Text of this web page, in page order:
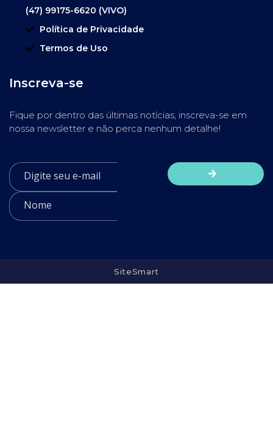
(47) 99175-6620 (VIVO)
Política de Privacidade
Termos de Uso
Inscreva-se
Fique por dentro das últimas notícias, inscreva-se em
nossa newsletter e não perca nenhum detalhe!
SiteSmart